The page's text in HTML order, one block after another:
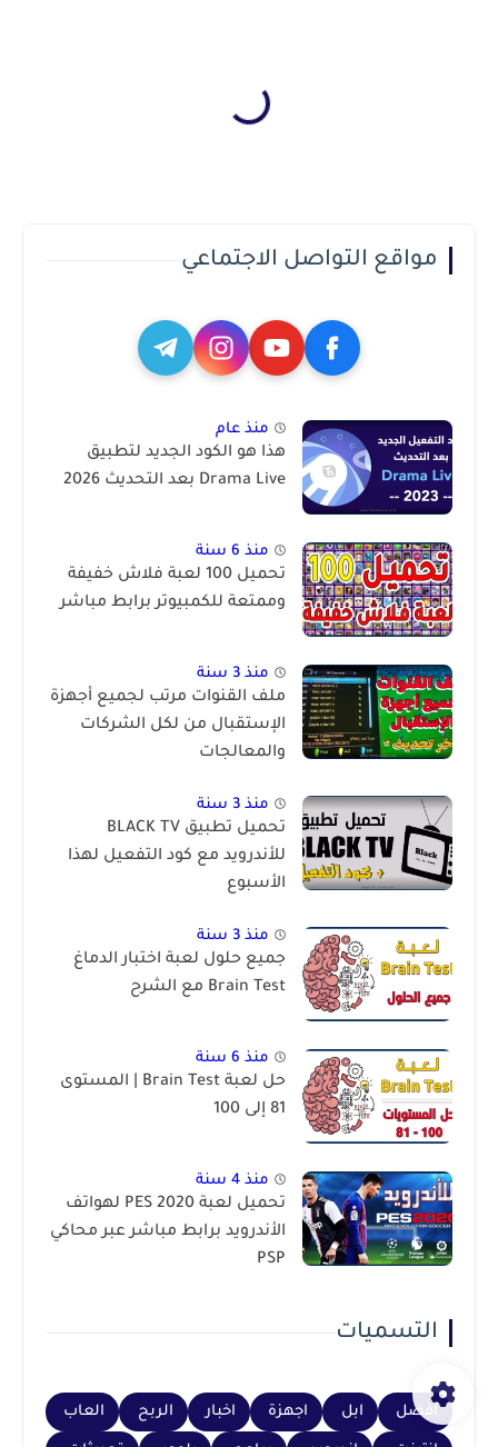
مواقع التواصل الاجتماعي
منذ عام
هذا هو الكود الجديد لتطبيق
Drama Live بعد التحديث 2026
منذ 6 سنة
تحميل 100 لعبة فلاش خفيفة
وممتعة للكمبيوتر برابط مباشر
منذ 3 سنة
ملف القنوات مرتب لجميع أجهزة
الإستقبال من لكل الشركات
والمعالجات
منذ 3 سنة
تحميل تطبيق BLACK TV
للأندرويد مع كود التفعيل لهذا
الأسبوع
منذ 3 سنة
جميع حلول لعبة اختبار الدماغ
Brain Test مع الشرح
منذ 6 سنة
حل لعبة Brain Test | المستوى
81 إلى 100
منذ 4 سنة
تحميل لعبة PES 2020 لهواتف
الأندرويد برابط مباشر عبر محاكي
PSP
التسميات
أفضل ابل اجهزة اخبار الربح العاب